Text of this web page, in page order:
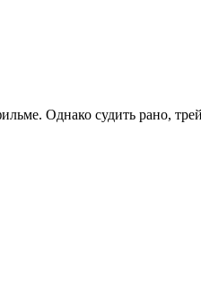
Однако судить рано,